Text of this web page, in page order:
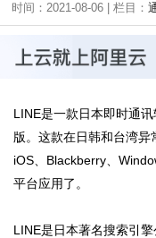
时间：2021-08-06 | 栏目：
LINE是一款日本即时通
版。这款在日韩和台湾异
iOS、Blackberry、
平台应用了。
LINE是日本著名搜索引